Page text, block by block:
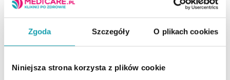
Zgoda Szczegóły O plikach cookies
Niniejsza strona korzysta z plików cookie
wysiękiem do przestrzeni w klatce piersiowej,
zaparcia, biegunka, objawy dyspeptyczne (np. uczucie
pełności poposiłkowej, wzdęcia), bóle brzucha,
wymioty, zapalenie ślinianek, zapalenie trzustki,
łysienie, złuszczające zapalenie skóry, rumień